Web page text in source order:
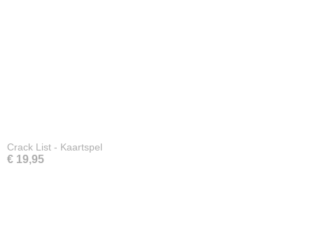
Crack List - Kaartspel
€ 19,95